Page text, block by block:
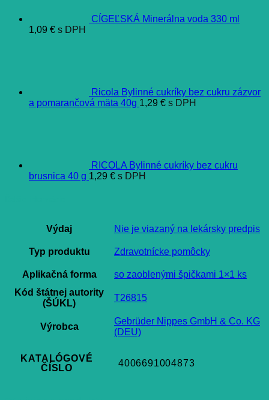
CÍGEĽSKÁ Minerálna voda 330 ml
1,09 € s DPH
Ricola Bylinné cukríky bez cukru zázvor
a pomarančová mäta 40g 1,29 € s DPH
RICOLA Bylinné cukríky bez cukru
brusnica 40 g 1,29 € s DPH
Výdaj Nie je viazaný na lekársky predpis
Typ produktu Zdravotnícke pomôcky
Aplikačná forma
so zaoblenými špičkami 1×1 ks
Kód štátnej autority
(ŠÚKL)
T26815
Výrobca
Gebrüder Nippes GmbH & Co. KG
(DEU)
KATALÓGOVÉ
ČÍSLO
4006691004873